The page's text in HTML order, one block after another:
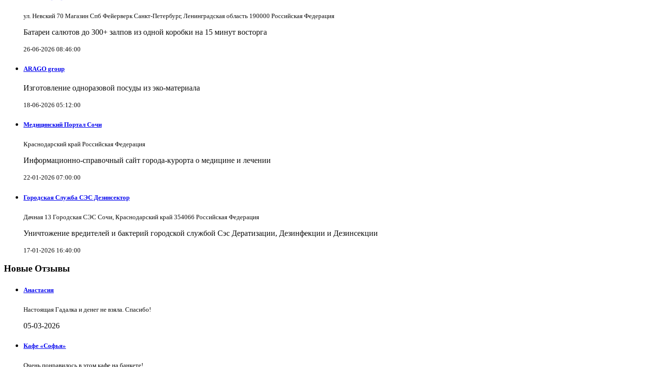
ул. Невский 70 Магазин Спб Фейерверк Санкт-Петербург, Ленинградская область 190000 Российская Федерация
Батареи салютов до 300+ залпов из одной коробки на 15 минут восторга
26-06-2026 08:46:00
ARAGO group
Изготовление одноразовой посуды из эко-материала
18-06-2026 05:12:00
Медицинский Портал Сочи
Краснодарский край Российская Федерация
Информационно-справочный сайт города-курорта о медицине и лечении
22-01-2026 07:00:00
Городская Служба СЭС Дезинсектор
Дачная 13 Городская СЭС Сочи, Краснодарский край 354066 Российская Федерация
Уничтожение вредителей и бактерий городской службой Сэс Дератизации, Дезинфекции и Дезинсекции
17-01-2026 16:40:00
Новые Отзывы
Анастасия
Настоящая Гадалка и денег не взяла. Спасибо!
05-03-2026
Кафе «Софья»
Очень понравилось в этом кафе на банкете!